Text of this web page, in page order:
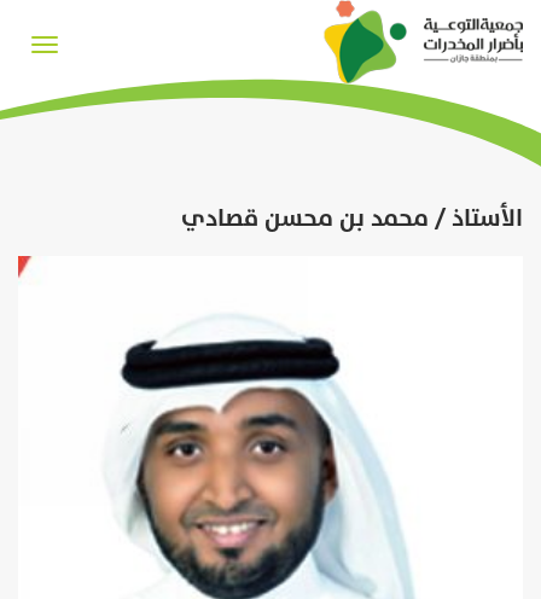
الأستاذ / محمد بن محسن قصادي